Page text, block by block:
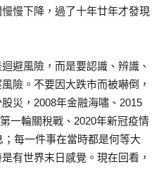
慢下降，過了十年廿年才發現
避風險，而是要認識、辨識、
險。不要因大跌市而被嚇倒，
災，2008年金融海嘯、2015
一輪關稅戰、2020年新冠疫情
每一件事在當時都是何等大
有世界末日感覺。現在回看，